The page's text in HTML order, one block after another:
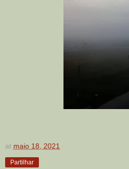
at maio 18, 2021
Partilhar